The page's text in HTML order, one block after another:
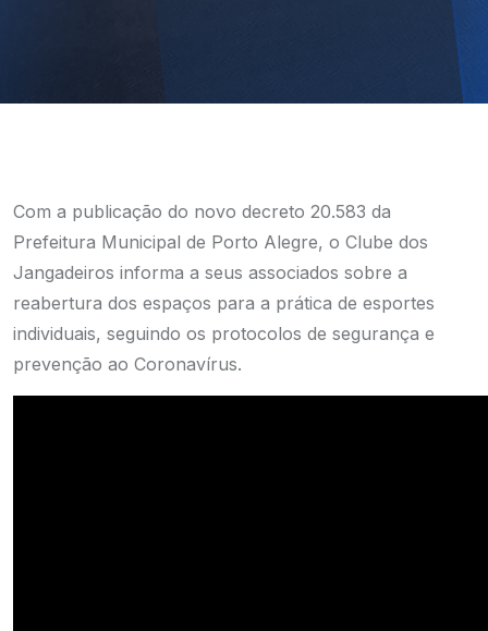
Com a publicação do novo decreto 20.583 da
Prefeitura Municipal de Porto Alegre, o Clube dos
Jangadeiros informa a seus associados sobre a
reabertura dos espaços para a prática de esportes
individuais, seguindo os protocolos de segurança e
prevenção ao Coronavírus.